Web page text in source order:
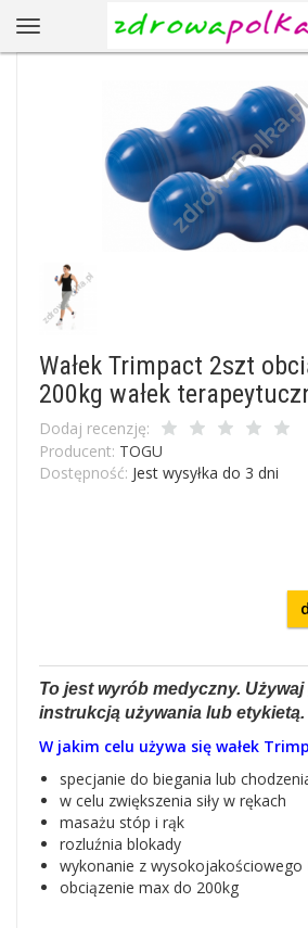
Wałek Trimpact 2szt
200kg wałek
Dodaj recenzję:
Producent: TOGU
Dostępność: Jest wysyłka do 3 dni
To jest wyrób medyczny.
instrukcją używania lub etykietą.
W jakim celu używa się wałek
specjanie do biegania lub
w celu zwiększenia siły w rękach
masażu stóp i rąk
rozluźnia blokady
wykonanie z wysokojakościowego
obciązenie max do 200kg